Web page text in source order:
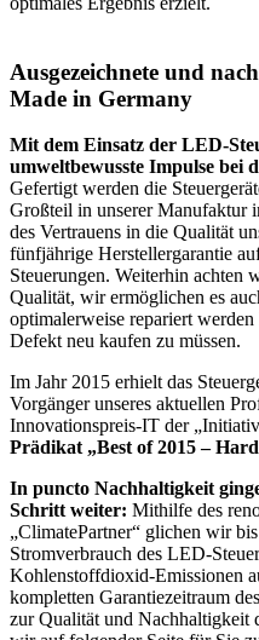
Ausgezeichnete und
Made in Germany
Mit dem Einsatz der LED-
umweltbewusste Impulse bei
Gefertigt werden die
Großteil in unserer Manufaktur
des Vertrauens in die Qualität
fünfjährige Herstellergarantie
Steuerungen. Weiterhin achten
Qualität, wir ermöglichen es
optimalerweise repariert
Defekt neu kaufen zu müssen.
Im Jahr 2015 erhielt das
Vorgänger unseres aktuellen
Innovationspreis-IT der
Prädikat „Best of 2015 –
In puncto Nachhaltigkeit
Schritt weiter: Mithilfe des
„ClimatePartner“ glichen wir
Stromverbrauch des LED-
Kohlenstoffdioxid-Emissionen
kompletten Garantiezeitraum
zur Qualität und Nachhaltigkeit